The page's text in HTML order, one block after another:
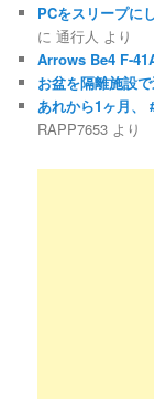
PCをスリープに
に通行人 より
Arrows Be4 F-
お盆を隔離施設
あれから1ヶ月、
RAPP7653 より